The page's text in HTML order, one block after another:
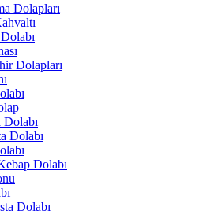
Dolapları
Dolapları
Dolabı
Dolabı
Dolabı